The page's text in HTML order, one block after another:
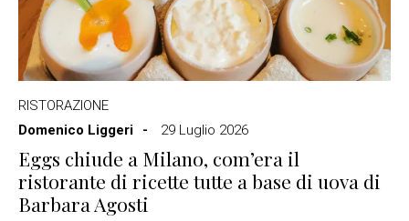
RISTORAZIONE
Domenico Liggeri
29 Luglio 2026
Eggs chiude a Milano, com’era il
ristorante di ricette tutte a base di uova di
Barbara Agosti